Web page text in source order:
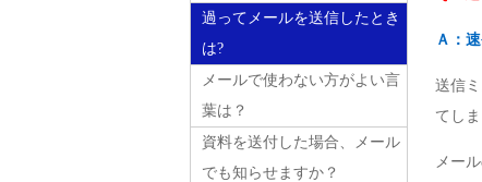
Ａ：
送信
てし
メー
過ってメールを送信したとき
は?
メールで使わない方がよい言
葉は？
資料を送付した場合、メール
でも知らせますか？